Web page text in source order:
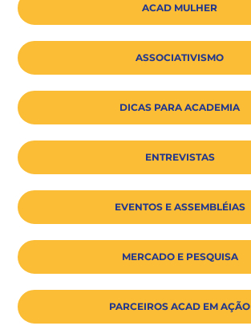
ACAD MULHER
ASSOCIATIVISMO
DICAS PARA ACADEMIA
ENTREVISTAS
EVENTOS E ASSEMBLÉIAS
MERCADO E PESQUISA
PARCEIROS ACAD EM AÇÃO